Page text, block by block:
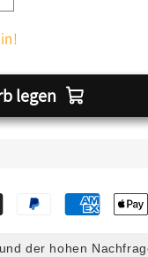
legen
der hohen